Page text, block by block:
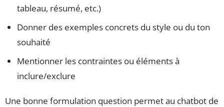
tableau, résumé, etc.)
Donner des exemples concrets du style ou du ton
souhaité
Mentionner les contraintes ou éléments à
inclure/exclure
Une bonne formulation question permet au chatbot de